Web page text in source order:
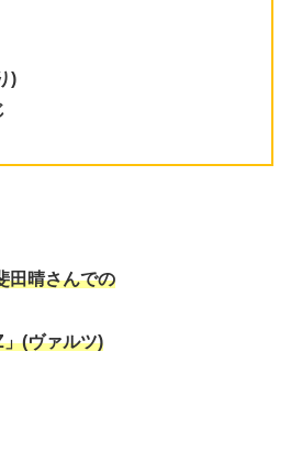
)
田晴さんでの
(ヴァルツ)